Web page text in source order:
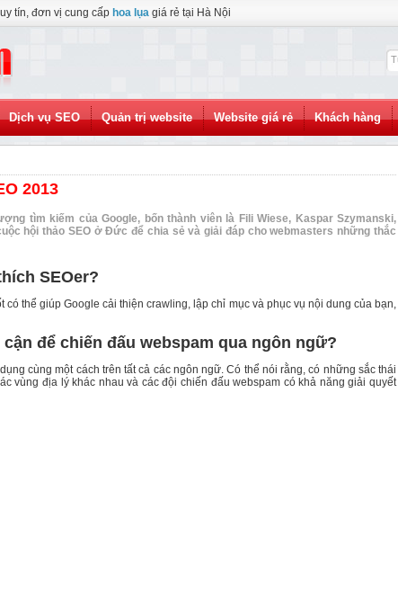
uy tín, đơn vị cung cấp hoa lụa giá rẻ tại Hà Nội
Dịch vụ SEO Quản trị website Website giá rẻ Khách hàng
2013
tìm kiếm của Google, bốn thành viên là Fili Wiese, Kaspar Szymanski,
hội thảo SEO ở Đức để chia sẻ và giải đáp cho webmasters những thắc
SEOer?
có thể giúp Google cải thiện crawling, lập chỉ mục và phục vụ nội dung của bạn,
để chiến đấu webspam qua ngôn ngữ?
cùng một cách trên tất cả các ngôn ngữ. Có thể nói rằng, có những sắc thái
vùng địa lý khác nhau và các đội chiến đấu webspam có khả năng giải quyết